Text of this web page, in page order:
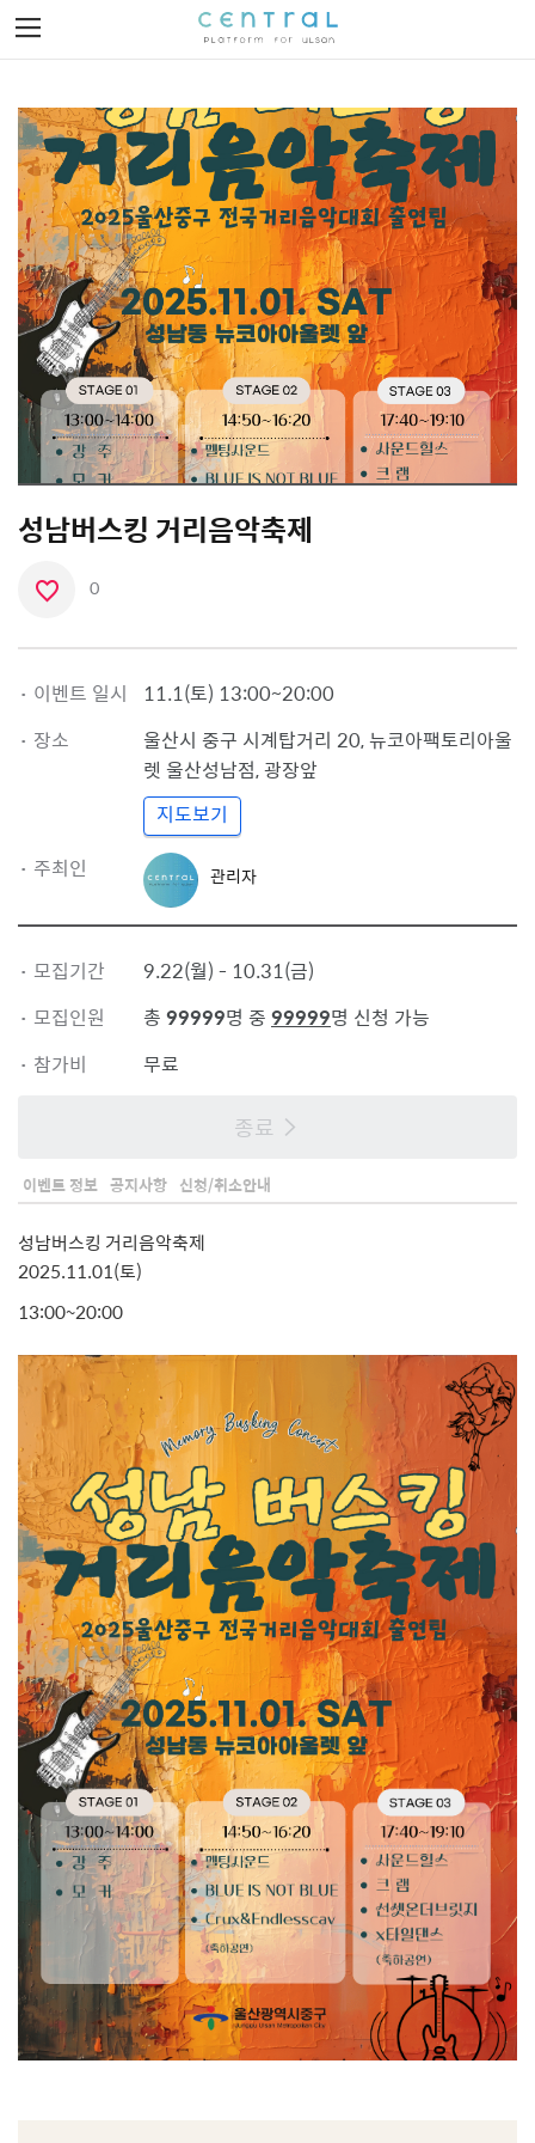
Toggle
navigation
이벤트 제작하기
로그인
회원가입
성남버스킹 거리음악축제
아
요
아
이
0
· 이벤트 일시
11.1(토) 13:00~20:00
· 장소 울산시 중구 시계탑거리 20, 뉴코아팩토리아울
렛 울산성남점,광장앞
지도보기
· 주최인
관
리
자
프
로
필
관리자
· 모집기간
9.22(월) - 10.31(금)
· 모집인원 총 99999명 중 99999명 신청 가능
· 참가비 무료
종료
이벤트 정보 공지사항 신청/취소안내
성남버스킹 거리음악축제
2025.11.01(토)
13:00~20:00